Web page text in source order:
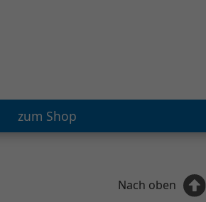
zum Shop
Nach oben